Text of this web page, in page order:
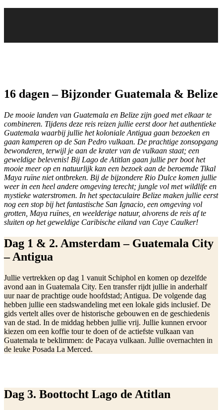
16 dagen – Bijzonder Guatemala & Belize
De mooie landen van Guatemala en Belize zijn goed met elkaar te
combineren. Tijdens deze reis reizen jullie eerst door het authentieke
Guatemala waarbij jullie het koloniale Antigua gaan bezoeken en
gaan kamperen op de San Pedro vulkaan. De prachtige zonsopgang
bewonderen, terwijl je aan de krater van de vulkaan staat; een
geweldige belevenis! Bij Lago de Atitlan gaan jullie per boot het
mooie meer op en natuurlijk kan een bezoek aan de beroemde Tikal
Maya ruïne niet ontbreken. Bij de bijzondere Rio Dulce komen jullie
weer in een heel andere omgeving terecht; jungle vol met wildlife en
mystieke waterstromen. In het spectaculaire Belize maken jullie eerst
nog een stop bij het fantastische San Ignacio, een omgeving vol
grotten, Maya ruïnes, en weelderige natuur, alvorens de reis af te
sluiten op het geweldige Caribische eiland van Caye Caulker!
Dag 1 & 2. Amsterdam – Guatemala City
– Antigua
Jullie vertrekken op dag 1 vanuit Schiphol en komen op dezelfde
avond aan in Guatemala City. Een transfer rijdt jullie in anderhalf
uur naar de prachtige oude hoofdstad; Antigua. De volgende dag
hebben jullie een stadswandeling met een lokale gids inclusief. De
gids vertelt alles over de historische gebouwen en de geschiedenis
van de stad. In de middag hebben jullie vrij. Jullie kunnen ervoor
kiezen om een koffie tour te doen of de actiefste vulkaan van
Guatemala te beklimmen: de Pacaya vulkaan. Jullie overnachten in
de leuke Posada La Merced.
Dag 3. Boottocht Lago de Atitlan